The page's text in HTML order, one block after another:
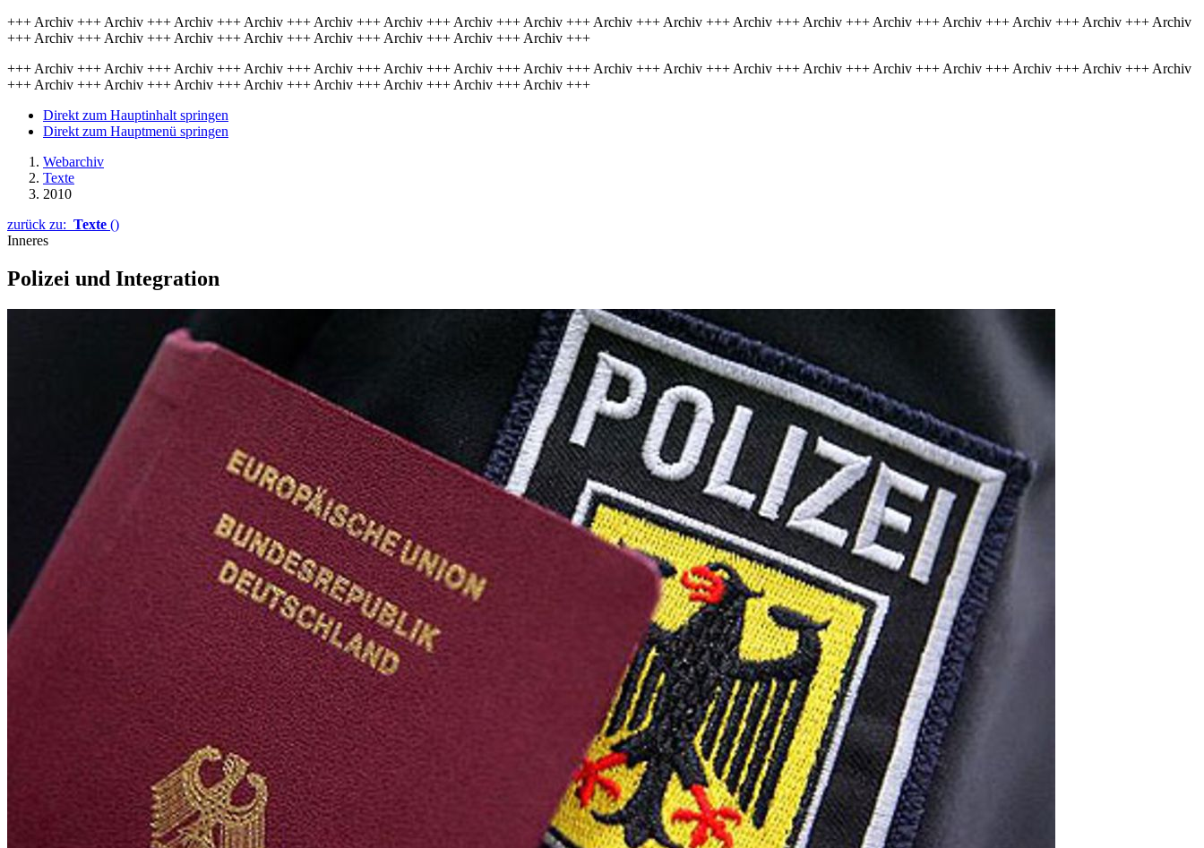
+++ Archiv +++ Archiv +++ Archiv +++ Archiv +++ Archiv +++ Archiv +++ Archiv +++ Archiv +++ Archiv +++ Archiv +++ Archiv +++ Archiv +++ Archiv +++ Archiv +++ Archiv +++ Archiv +++ Archiv
+++ Archiv +++ Archiv +++ Archiv +++ Archiv +++ Archiv +++ Archiv +++ Archiv +++ Archiv +++
+++ Archiv +++ Archiv +++ Archiv +++ Archiv +++ Archiv +++ Archiv +++ Archiv +++ Archiv +++ Archiv +++ Archiv +++ Archiv +++ Archiv +++ Archiv +++ Archiv +++ Archiv +++ Archiv +++ Archiv
+++ Archiv +++ Archiv +++ Archiv +++ Archiv +++ Archiv +++ Archiv +++ Archiv +++ Archiv +++
Direkt zum Hauptinhalt springen
Direkt zum Hauptmenü springen
Webarchiv
Texte
2010
zurück zu: Texte ()
Inneres
Polizei und Integration